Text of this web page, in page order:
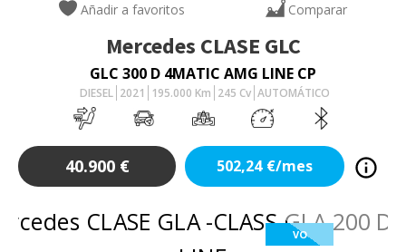
Añadir a favoritos Comparar
Mercedes CLASE GLC
GLC 300 D 4MATIC AMG LINE CP
DIESEL 2021 195.000 Km 245 Cv AUTOMÁTICO
40.900 € 502,24 €/mes
VO